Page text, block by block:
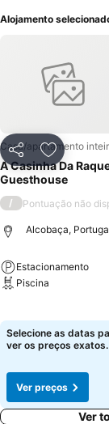
Alojamento
Partilhar
Casa/apartamento
A Casinha Da
Guesthouse
/ Pontuação não
Alcobaça,
Estacionamento
Piscina
Selecione as datas
ver os preços exatos.
Ver preços
Ver